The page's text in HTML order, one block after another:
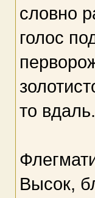
словно
голос
то вдаль.
Высок,